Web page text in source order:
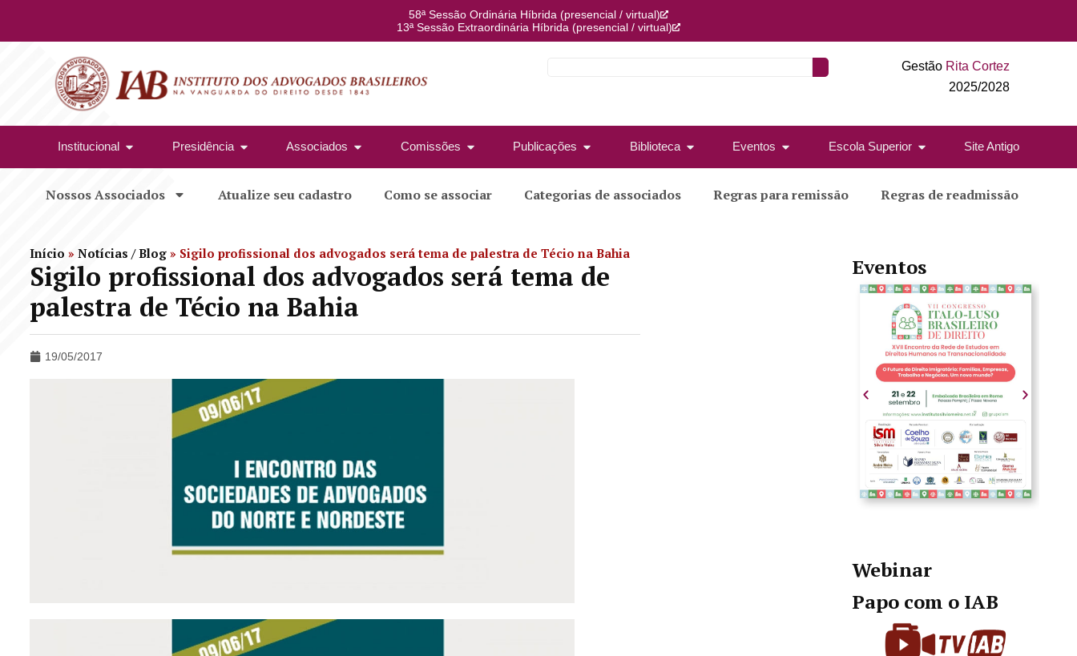
58ª Sessão Ordinária Híbrida (presencial / virtual)
13ª Sessão Extraordinária Híbrida (presencial / virtual)
Gestão Rita Cortez
2025/2028
Institucional Presidência Associados Comissões Publicações Biblioteca Eventos Escola Superior Site Antigo
Nossos Associados Atualize seu cadastro Como se associar Categorias de associados Regras para remissão Regras de readmissão
Início » Notícias / Blog » Sigilo profissional dos advogados será tema de palestra de Técio na Bahia
Sigilo profissional dos advogados será tema de
palestra de Técio na Bahia
19/05/2017
Eventos
Webinar
Papo com o IAB